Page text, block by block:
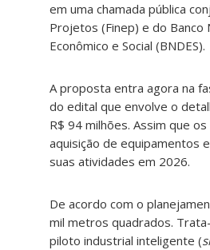
em uma chamada pública
Projetos (Finep) e do Banco
Econômico e Social (BNDES).
A proposta entra agora na
do edital que envolve o
R$ 94 milhões. Assim que
aquisição de equipamentos
suas atividades em 2026.
De acordo com o
mil metros quadrados.
piloto industrial inteligente (